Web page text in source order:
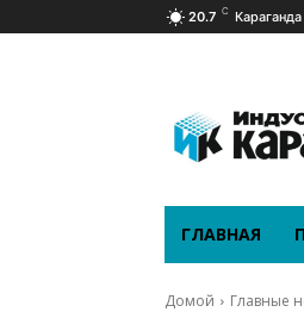
20.7 C Караганда
ГЛАВНАЯ
Домой Главные